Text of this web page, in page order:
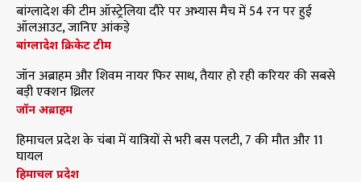
बांग्लादेश की टीम ऑस्ट्रेलिया दौरे पर अभ्यास मैच में 54 रन पर हुई
ऑलआउट, जानिए आंकड़े
बांग्लादेश क्रिकेट टीम
जॉन अब्राहम और शिवम नायर फिर साथ, तैयार हो रही करियर की सबसे
बड़ी एक्शन थ्रिलर
जॉन अब्राहम
हिमाचल प्रदेश के चंबा में यात्रियों से भरी बस पलटी, 7 की मौत और 11
घायल
हिमाचल प्रदेश